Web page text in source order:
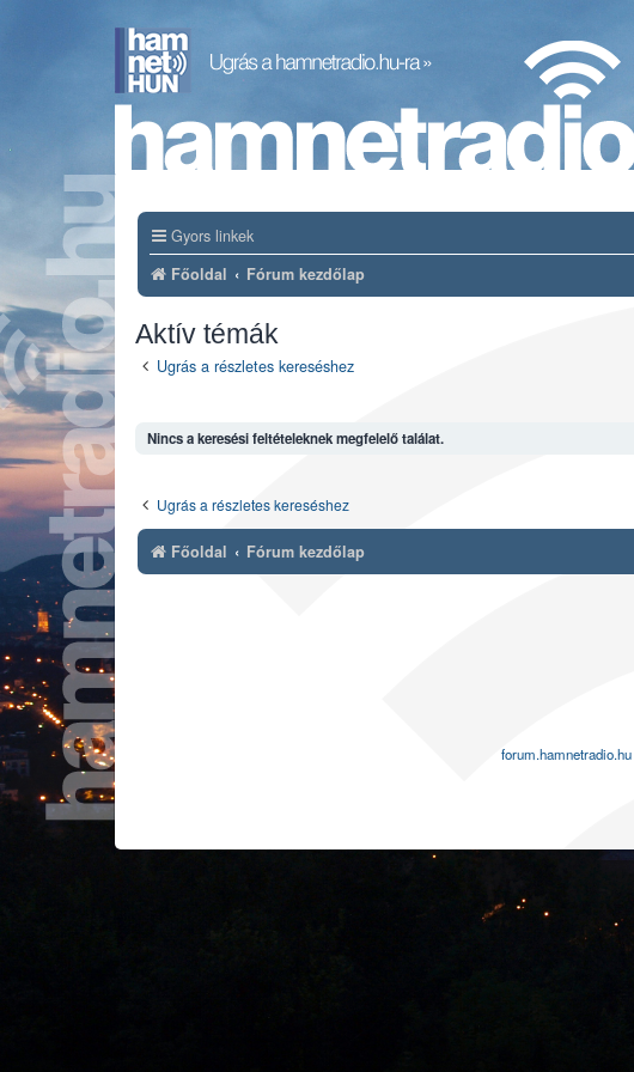
Gyors linkek
Főoldal Fórum kezdőlap
Aktív témák
Ugrás a részletes kereséshez
Nincs a keresési feltételeknek megfelelő találat.
Ugrás a részletes kereséshez
Főoldal Fórum kezdőlap
forum.hamnetradio.hu